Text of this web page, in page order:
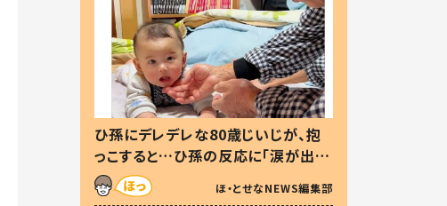
ひ孫にデレデレな80歳じいじが、抱
っこすると…ひ孫の反応に「涙が出ま
した」「可愛くて仕方ない」
ほ・とせなNEWS編集部